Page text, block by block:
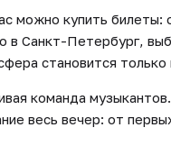
можно купить билеты:
в Санкт-Петербург,
становится только
команда
весь вечер: от